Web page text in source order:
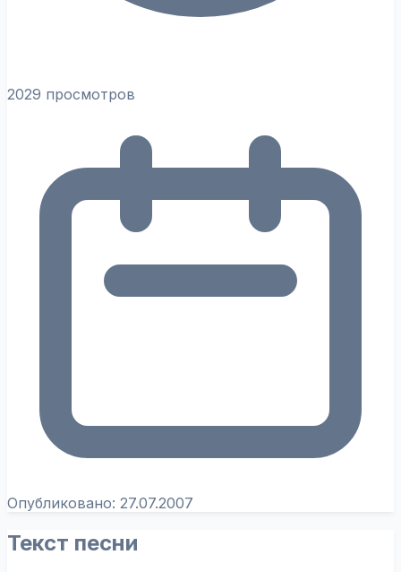
2029 просмотров
Опубликовано: 27.07.2007
Текст песни